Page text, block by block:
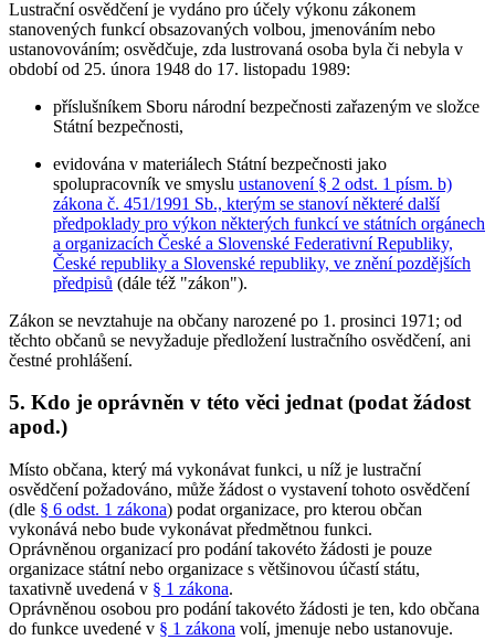
Lustrační osvědčení je vydáno pro účely výkonu zákonem
stanovených funkcí obsazovaných volbou, jmenováním nebo
ustanovováním; osvědčuje, zda lustrovaná osoba byla či nebyla v
období od 25. února 1948 do 17. listopadu 1989:
příslušníkem Sboru národní bezpečnosti zařazeným ve složce
Státní bezpečnosti,
evidována v materiálech Státní bezpečnosti jako
spolupracovník ve smyslu ustanovení § 2 odst. 1 písm. b)
zákona č. 451/1991 Sb., kterým se stanoví některé další
předpoklady pro výkon některých funkcí ve státních orgánech
a organizacích České a Slovenské Federativní Republiky,
České republiky a Slovenské republiky, ve znění pozdějších
předpisů (dále též "zákon").
Zákon se nevztahuje na občany narozené po 1. prosinci 1971; od
těchto občanů se nevyžaduje předložení lustračního osvědčení, ani
čestné prohlášení.
5. Kdo je oprávněn v této věci jednat (podat žádost
apod.)
Místo občana, který má vykonávat funkci, u níž je lustrační
osvědčení požadováno, může žádost o vystavení tohoto osvědčení
(dle § 6 odst. 1 zákona) podat organizace, pro kterou občan
vykonává nebo bude vykonávat předmětnou funkci.
Oprávněnou organizací pro podání takovéto žádosti je pouze
organizace státní nebo organizace s většinovou účastí státu,
taxativně uvedená v § 1 zákona.
Oprávněnou osobou pro podání takovéto žádosti je ten, kdo občana
do funkce uvedené v § 1 zákona volí, jmenuje nebo ustanovuje.